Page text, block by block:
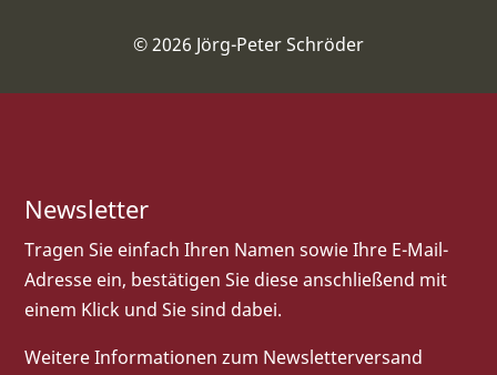
© 2026 Jörg-Peter Schröder
Newsletter
Tragen Sie einfach Ihren Namen sowie Ihre E-Mail-
Adresse ein, bestätigen Sie diese anschließend mit
einem Klick und Sie sind dabei.
Weitere Informationen zum Newsletterversand